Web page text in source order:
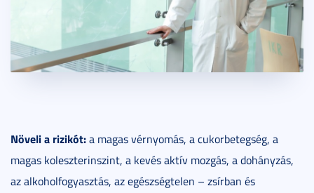
Növeli a rizikót:a magas vérnyomás, a cukorbetegség, a
magas koleszterinszint, a kevés aktív mozgás, a dohányzás,
az alkoholfogyasztás, az egészségtelen – zsírban és